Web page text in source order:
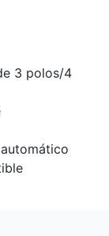
3 polos/4